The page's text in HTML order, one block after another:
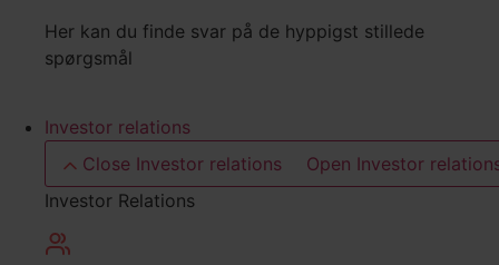
Her kan du finde svar på de hyppigst stillede
spørgsmål
Investor relations
Close Investor relations
Open Investor
Investor Relations